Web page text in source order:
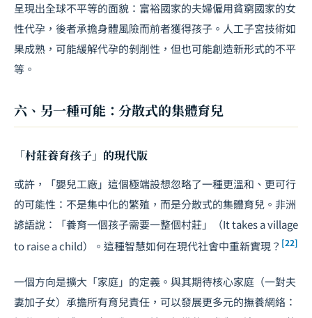
呈現出全球不平等的面貌：富裕國家的夫婦僱用貧窮國家的女
性代孕，後者承擔身體風險而前者獲得孩子。人工子宮技術如
果成熟，可能緩解代孕的剝削性，但也可能創造新形式的不平
等。
六、另一種可能：分散式的集體育兒
「村莊養育孩子」的現代版
或許，「嬰兒工廠」這個極端設想忽略了一種更溫和、更可行
的可能性：不是集中化的繁殖，而是分散式的集體育兒。非洲
諺語說：「養育一個孩子需要一整個村莊」（It takes a village
to raise a child）。這種智慧如何在現代社會中重新實現？ [22]
一個方向是擴大「家庭」的定義。與其期待核心家庭（一對夫
妻加子女）承擔所有育兒責任，可以發展更多元的撫養網絡：